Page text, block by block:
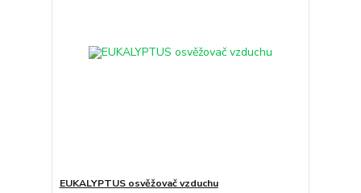
EUKALYPTUS osvěžovač vzduchu